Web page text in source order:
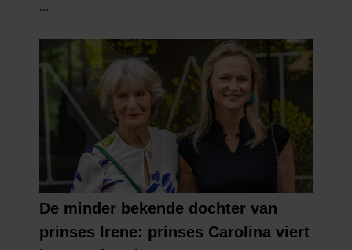
verzameld op basis van uw gebruik van hun services. U
gebruiken.